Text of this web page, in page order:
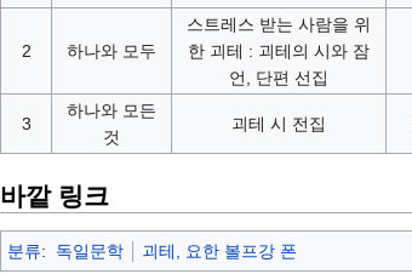
2 하나와 모두
스트레스 받는 사람을 위
한 괴테 : 괴테의 시와 잠
언, 단편 선집
3
하나와 모든
것
괴테 시 전집
바깥 링크
분류: 독일문학 괴테, 요한 볼프강 폰